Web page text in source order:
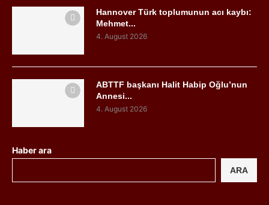
Hannover Türk toplumunun acı kaybı:
Mehmet...
4. August 2026
ABTTF başkanı Halit Habip Oğlu’nun
Annesi...
4. August 2026
Haber ara
ARA